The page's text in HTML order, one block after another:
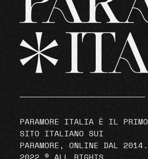
PARAMORE ITALIA È IL PRIMO
SITO ITALIANO SUI
PARAMORE, ONLINE DAL 2014.
2022 © ALL RIGHTS